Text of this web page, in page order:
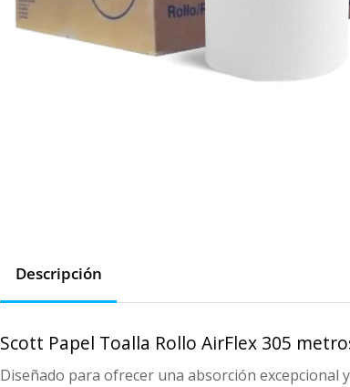
Descripción
Scott Papel Toalla Rollo AirFlex 305
Diseñado para ofrecer una absorción excepcional